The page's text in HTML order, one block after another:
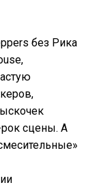
без Рика
сцены. А